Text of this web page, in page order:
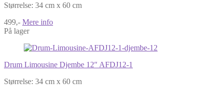
Størrelse: 34 cm x 60 cm
499,- Mere info
På lager
Drum Limousine Djembe 12″ AFDJ12-1
Størrelse: 34 cm x 60 cm